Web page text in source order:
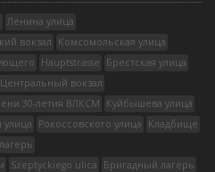
Ленина улица
вокзал
Комсомольская улица
Hauptstrasse
Брестская улица
Центральный вокзал
30-летия ВЛКСМ
Куйбышева улица
улица Рокоссовского улица
Кладбище
Szeptyckiego ulica
Бригадный лагерь